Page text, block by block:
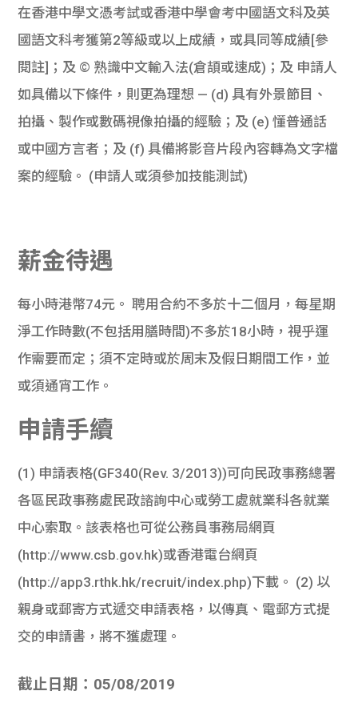
在香港中學文憑考試或香港中學會考中國語文科及英
國語文科考獲第2等級或以上成績，或具同等成績[參
閱註]；及 © 熟識中文輸入法(倉頡或速成)；及 申請人
如具備以下條件，則更為理想 — (d) 具有外景節目、
拍攝、製作或數碼視像拍攝的經驗；及 (e) 懂普通話
或中國方言者；及 (f) 具備將影音片段內容轉為文字檔
案的經驗。 (申請人或須參加技能測試)
薪金待遇
每小時港幣74元。 聘用合約不多於十二個月，每星期
淨工作時數(不包括用膳時間)不多於18小時，視乎運
作需要而定；須不定時或於周末及假日期間工作，並
或須通宵工作。
申請手續
(1) 申請表格(GF340(Rev. 3/2013))可向民政事務總署
各區民政事務處民政諮詢中心或勞工處就業科各就業
中心索取。該表格也可從公務員事務局網頁
(http://www.csb.gov.hk)或香港電台網頁
(http://app3.rthk.hk/recruit/index.php)下載。 (2) 以
親身或郵寄方式遞交申請表格，以傳真、電郵方式提
交的申請書，將不獲處理。
截止日期：05/08/2019